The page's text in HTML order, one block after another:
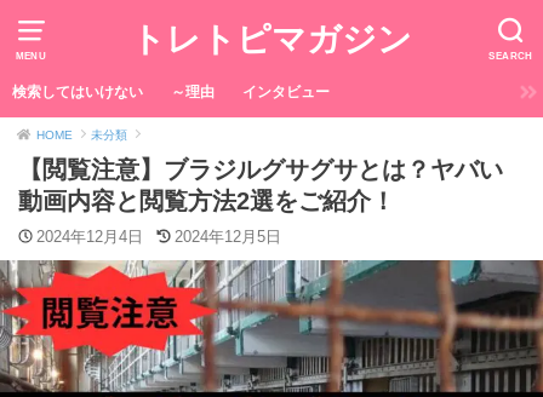
MENU SEARCH
トレトピマガジン
検索してはいけない ～理由 インタビュー
HOME 未分類
【閲覧注意】ブラジルグサグサとは？ヤバい
動画内容と閲覧方法2選をご紹介！
2024年12月4日 2024年12月5日